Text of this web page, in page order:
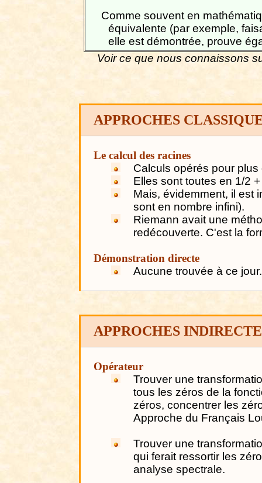
Comme souvent en
équivalente (par exemple,
elle est démontrée, prouve
Voir ce que nous connaissons
APPROCHES
Le calcul des racines
Calculs opérés pour
Elles sont toutes en 1/2
Mais, évidemment, il est
sont en nombre infini).
Riemann avait une
redécouverte. C'est la
Démonstration directe
Aucune trouvée à ce jour.
APPROCHES
Opérateur
Trouver une
tous les zéros de la
zéros, concentrer les
Approche du Français
Trouver une
qui ferait ressortir les
analyse spectrale.